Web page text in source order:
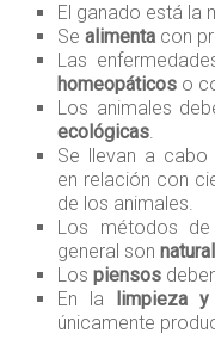
El ganado está la
Sealimenta con
Las
homeopáticos o
Los animales
ecológicas.
Se llevan a cabo
en relación con
de los animales.
Los métodos de
general son
Lospiensos
En la
limpieza
únicamente